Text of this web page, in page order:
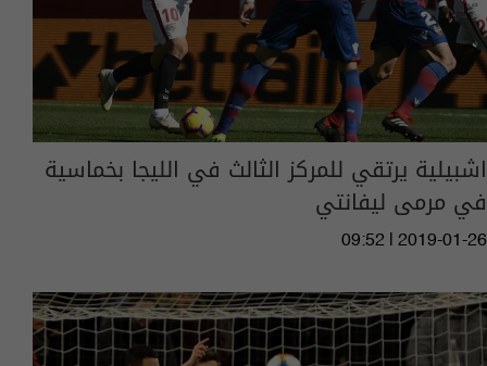
اشبيلية يرتقي للمركز الثالث في الليجا بخماسية
في مرمى ليفانتي
09:52 | 2019-01-26